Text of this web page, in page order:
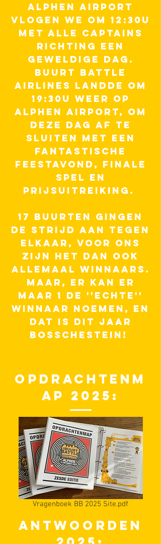
Alphen airport
vlogen we om 12:30u
met alle captains
richting een
geweldige dag.
buurt battle
Airlines landde om
19:30u weer op
Alphen airport, om
deze dag af te
sluiten met een
fantastische
feestavond, finale
spel en
prijsuitreiking.
17 buurten gingen
de strijd aan tegen
elkaar, voor ons
zijn het dan ook
allemaal winnaars.
maar, er kan er
maar 1 de ''echte''
winnaar noemen, en
dat is dit jaar
bosschestein!
OPDRACHTENM
AP 2025:
Vragenboek BB 2025 Site.pdf
ANTWOORDEN